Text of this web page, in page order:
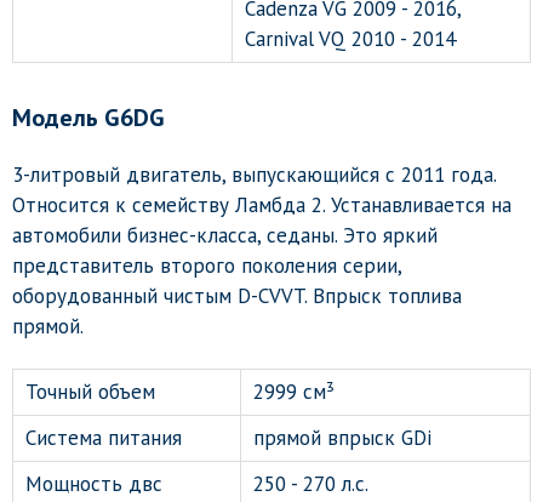
Cadenza VG 2009 - 2016,
Carnival VQ 2010 - 2014
Модель G6DG
3-литровый двигатель, выпускающийся с 2011 года.
Относится к семейству Ламбда 2. Устанавливается на
автомобили бизнес-класса, седаны. Это яркий
представитель второго поколения серии,
оборудованный чистым D-CVVT. Впрыск топлива
прямой.
Точный объем
2999 см³
Система питания
прямой впрыск GDi
Мощность двс
250 - 270 л.с.